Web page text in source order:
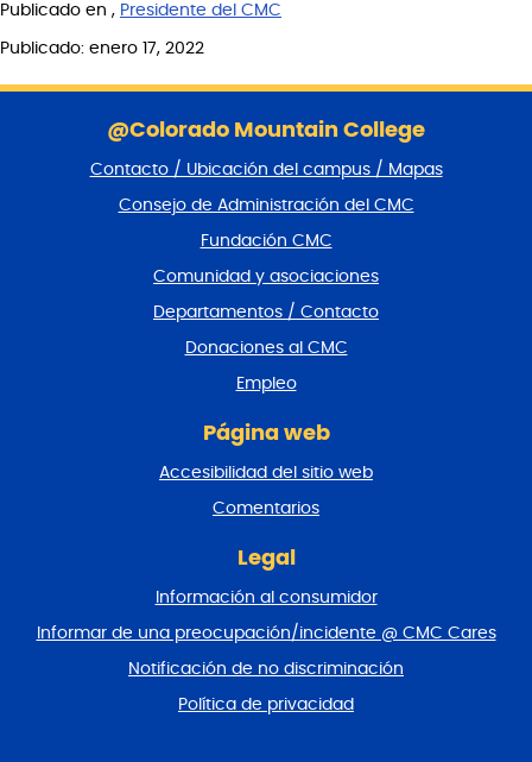
Publicado en , Presidente del CMC
Publicado: enero 17, 2022
@Colorado Mountain College
Contacto / Ubicación del campus / Mapas
Consejo de Administración del CMC
Fundación CMC
Comunidad y asociaciones
Departamentos / Contacto
Donaciones al CMC
Empleo
Página web
Accesibilidad del sitio web
Comentarios
Legal
Información al consumidor
Informar de una preocupación/incidente @ CMC Cares
Notificación de no discriminación
Política de privacidad